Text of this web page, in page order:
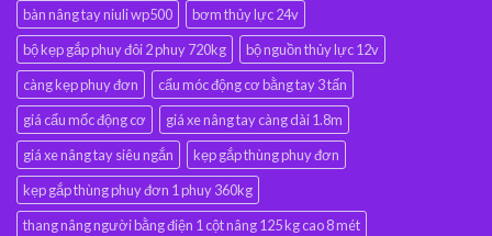
bàn nâng tay niuli wp500
bơm thủy lực 24v
bộ kẹp gắp phuy đôi 2 phuy 720kg
bộ nguồn thủy lực 12v
càng kẹp phuy đơn
cẩu móc động cơ bằng tay 3 tấn
giá cẩu mốc động cơ
giá xe nâng tay càng dài 1.8m
giá xe nâng tay siêu ngắn
kẹp gắp thùng phuy đơn
kẹp gắp thùng phuy đơn 1 phuy 360kg
thang nâng người bằng điện 1 cột nâng 125 kg cao 8 mét